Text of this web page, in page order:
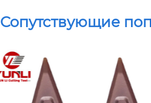
Сопутствующие